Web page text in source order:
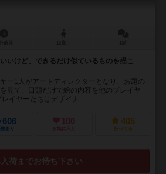
いけど、できるだけ似ているものを描こ
ー1人がアートディレクターとなり、お題の
見て、口頭だけで絵の内容を他のプレイヤ
イヤーたちはデザイナ...
606
あり
100
お気に入り
405
持ってる
荷までお待ち下さい